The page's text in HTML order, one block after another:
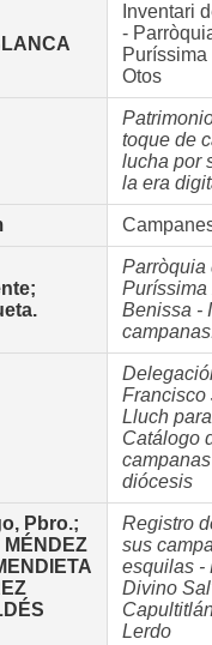
Inventari
-
Otos
toque de
lucha por
la era
Parròquia
Puríssima
Benissa -
Francisco
Lluch
Catálogo
diócesis
Pbro.;
Registro
sus
esquilas -
Divino
Lerdo